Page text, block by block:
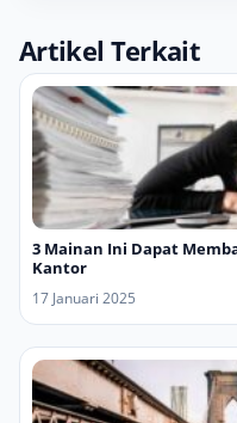
Artikel Terkait
3 Mainan Ini Dapat
Kantor
17 Januari 2025